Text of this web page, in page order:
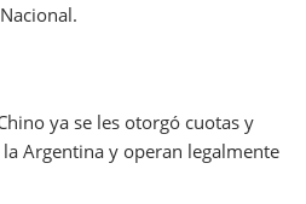
ya se les otorgó cuotas y
Argentina y operan legalmente